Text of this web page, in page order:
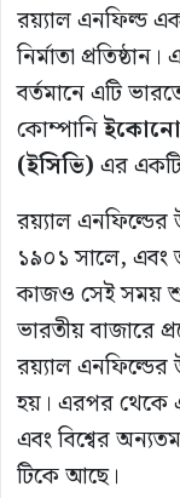
রয়্যাল এনফিল্ড
নির্মাতা
বর্তমানে এটি
কোম্পানি
(ইসিভি)এর একটি
রয়্যাল এনফিল্ডের
১৯০১ সালে, এবং
কাজও সেই সময়
ভারতীয় বাজারে
রয়্যাল এনফিল্ডের
হয়। এরপর থেকে
এবং বিশ্বের
টিকে আছে।